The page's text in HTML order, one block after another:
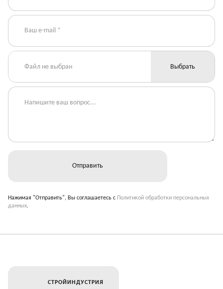
Файл не выбран Выбрать
Нажимая "Отправить", Вы соглашаетесь с Политикой обработки персональных
данных.
СТРОЙИНДУСТРИЯ